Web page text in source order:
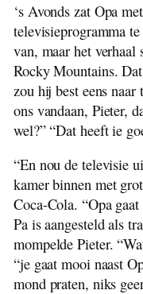
‘s Avonds zat Opa
televisieprogramma
van, maar het verhaal
Rocky Mountains.
zou hij best eens
ons vandaan, Pieter,
wel?” “Dat heeft ie
“En nou de televisie
kamer binnen met
Coca-Cola. “Opa
Pa is aangesteld als
mompelde Pieter.
“je gaat mooi naast
mond praten, niks